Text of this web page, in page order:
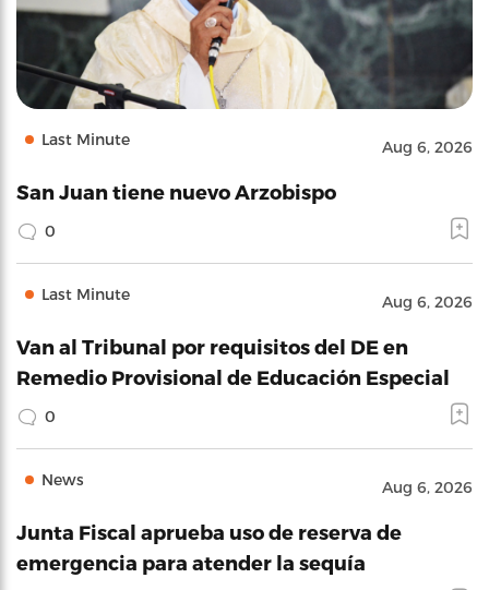
Last Minute Aug 6, 2026
San Juan tiene nuevo Arzobispo
0
Last Minute Aug 6, 2026
Van al Tribunal por requisitos del DE en
Remedio Provisional de Educación Especial
0
News Aug 6, 2026
Junta Fiscal aprueba uso de reserva de
emergencia para atender la sequía